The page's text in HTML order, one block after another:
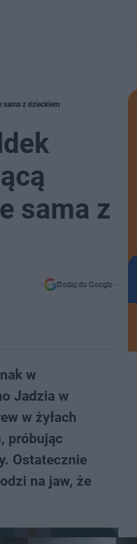
sama z dzieckiem
sama z
Dodaj do Google
w
Jadzia w
w żyłach
próbując
Ostatecznie
na jaw, że